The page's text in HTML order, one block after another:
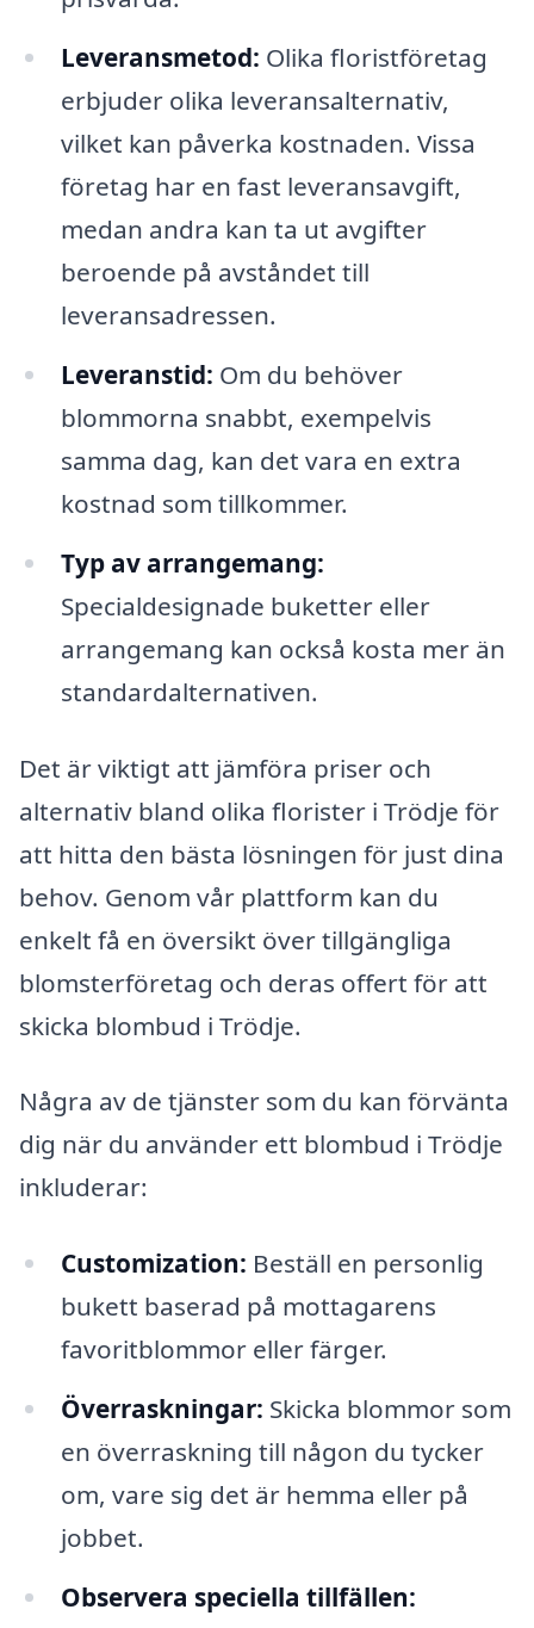
Leveransmetod: Olika floristföretag
erbjuder olika leveransalternativ,
vilket kan påverka kostnaden. Vissa
företag har en fast leveransavgift,
medan andra kan ta ut avgifter
beroende på avståndet till
leveransadressen.
Leveranstid: Om du behöver
blommorna snabbt, exempelvis
samma dag, kan det vara en extra
kostnad som tillkommer.
Typ av arrangemang:
Specialdesignade buketter eller
arrangemang kan också kosta mer än
standardalternativen.
Det är viktigt att jämföra priser och
alternativ bland olika florister i Trödje för
att hitta den bästa lösningen för just dina
behov. Genom vår plattform kan du
enkelt få en översikt över tillgängliga
blomsterföretag och deras offert för att
skicka blombud i Trödje.
Några av de tjänster som du kan förvänta
dig när du använder ett blombud i Trödje
inkluderar:
Customization: Beställ en personlig
bukett baserad på mottagarens
favoritblommor eller färger.
Överraskningar: Skicka blommor som
en överraskning till någon du tycker
om, vare sig det är hemma eller på
jobbet.
Observera speciella tillfällen: